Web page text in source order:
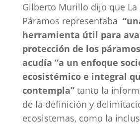
Gilberto Murillo dijo que La
Páramos representaba
herramienta útil para
protección de los
acudía “a un enfoque
ecosistémico e integral
contempla”tanto la
de la definición y
ecosistemas, como la